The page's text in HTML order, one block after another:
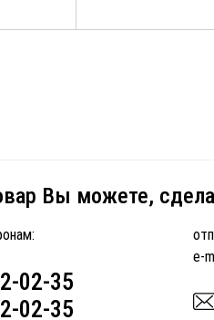
Вы можете,
02-35
02-35
e-